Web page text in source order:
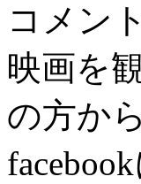
コメント
映画を
の方か